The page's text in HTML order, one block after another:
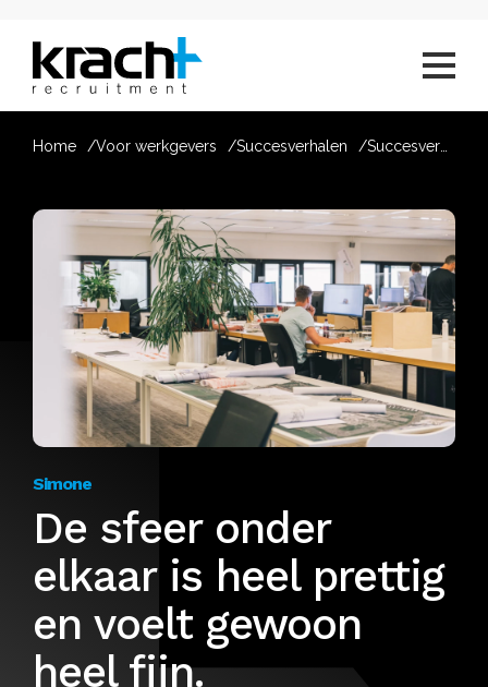
Home Voor werkgevers Succesverhalen
Simone
De sfeer onder
elkaar is heel prettig
en voelt gewoon
heel fijn.